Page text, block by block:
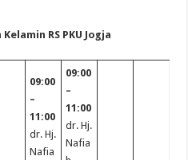
RS PKU Jogja
09:00
–
11:00
dr. Hj.
Nafia
09:00
–
11:00
dr. Hj.
Nafia